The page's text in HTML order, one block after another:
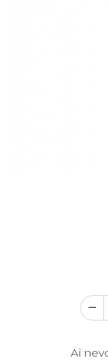
Condimente si
Dulceata si
Compoturi bio
Creme bio din
Gemuri si Ai